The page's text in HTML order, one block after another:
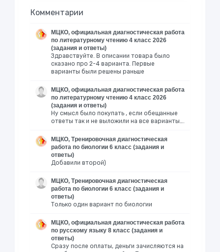
Комментарии
МЦКО, официальная диагностическая работа
по литературному чтению 4 класс 2026
(задания и ответы)
Здравствуйте. В описании товара было
сказано про 2-4 варианта. Первые
варианты были решены раньше
МЦКО, официальная диагностическая работа
по литературному чтению 4 класс 2026
(задания и ответы)
Ну смысл было покупать , если обещанные
ответы так и не выложили на все варианты….
МЦКО, Тренировочная диагностическая
работа по биологии 6 класс (задания и
ответы)
Добавили второй)
МЦКО, Тренировочная диагностическая
работа по биологии 6 класс (задания и
ответы)
Только один вариант по биологии
МЦКО, официальная диагностическая работа
по русскому языку 8 класс (задания и
ответы)
Сразу после оплаты, деньги зачисляются на